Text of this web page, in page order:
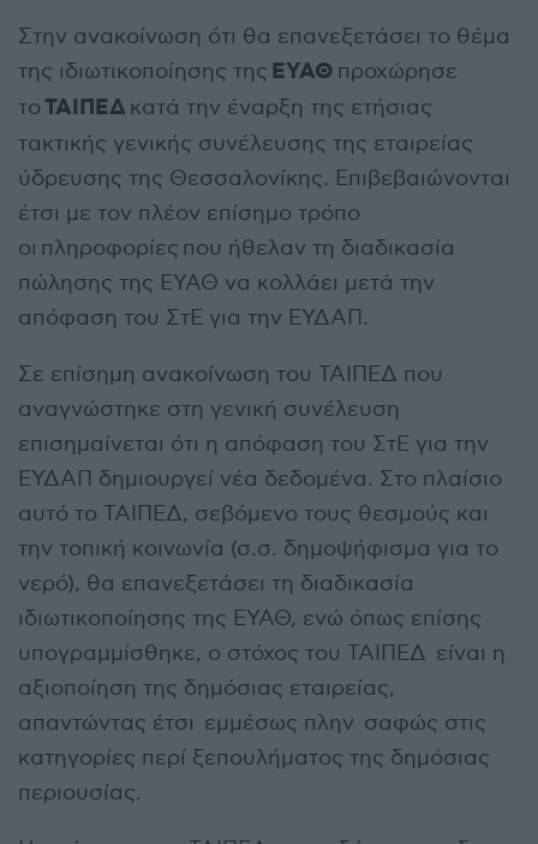
Στην ανακοίνωση ότι θα επανεξετάσει το θέμα
της ιδιωτικοποίησης της ΕΥΑΘ προχώρησε
τοΤΑΙΠΕΔκατά την έναρξη της ετήσιας
τακτικής γενικής συνέλευσης της εταιρείας
ύδρευσης της Θεσσαλονίκης. Επιβεβαιώνονται
έτσι με τον πλέον επίσημο τρόπο
οι πληροφορίες που ήθελαν τη διαδικασία
πώλησης της ΕΥΑΘ να κολλάει μετά την
απόφαση του ΣτΕ για την ΕΥΔΑΠ.
Σε επίσημη ανακοίνωση του ΤΑΙΠΕΔ που
αναγνώστηκε στη γενική συνέλευση
επισημαίνεται ότι η απόφαση του ΣτΕ για την
ΕΥΔΑΠ δημιουργεί νέα δεδομένα. Στο πλαίσιο
αυτό το ΤΑΙΠΕΔ, σεβόμενο τους θεσμούς και
την τοπική κοινωνία (σ.σ. δημοψήφισμα για το
νερό), θα επανεξετάσει τη διαδικασία
ιδιωτικοποίησης της ΕΥΑΘ, ενώ όπως επίσης
υπογραμμίσθηκε, ο στόχος του ΤΑΙΠΕΔ είναι η
αξιοποίηση της δημόσιας εταιρείας,
απαντώντας έτσι εμμέσως πλην σαφώς στις
κατηγορίες περί ξεπουλήματος της δημόσιας
περιουσίας.